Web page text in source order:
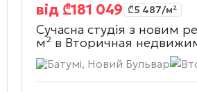
від ₾181 049 ₾5 487/м²
Сучасна студія з новим
м² в Вторичная
Батумі, Новий Бульвар